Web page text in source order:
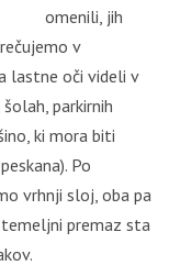
omenili, jih
v
lastne oči videli v
parkirnih
ki mora biti
Po
vrhnji sloj, oba pa
temeljni premaz sta